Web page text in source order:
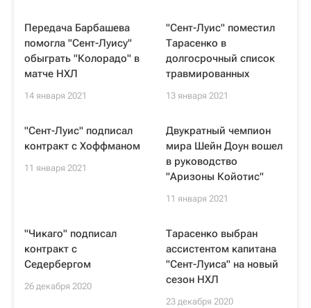
Передача Барбашева
помогла "Сент-Луису"
обыграть "Колорадо" в
матче НХЛ
14 января 2021
"Сент-Луис" поместил
Тарасенко в
долгосрочный список
травмированных
13 января 2021
"Сент-Луис" подписал
контракт с Хоффманом
11 января 2021
Двукратный чемпион
мира Шейн Доун вошел
в руководство
"Аризоны Койотис"
11 января 2021
"Чикаго" подписал
контракт с
Седербергом
26 декабря 2020
Тарасенко выбран
ассистентом капитана
"Сент-Луиса" на новый
сезон НХЛ
23 декабря 2020